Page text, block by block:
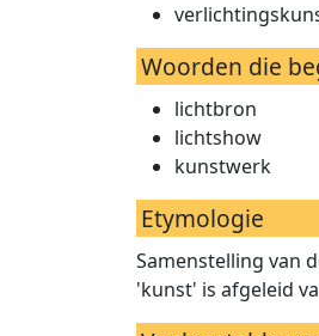
Woorden die
lichtbron
lichtshow
kunstwerk
Etymologie
Samenstelling van
'kunst' is afgeleid